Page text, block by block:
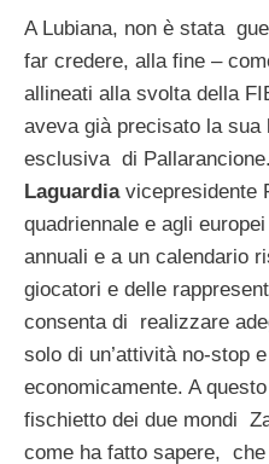
A Lubiana, non è stata
far credere, alla fine –
allineati alla svolta della
aveva già precisato la sua
esclusiva di
Laguardiavicepresidente
quadriennale e agli
annuali e a un calendario
giocatori e delle
consenta di realizzare
solo di un’attività no-stop
economicamente. A
fischietto dei due mondi
come ha fatto sapere,